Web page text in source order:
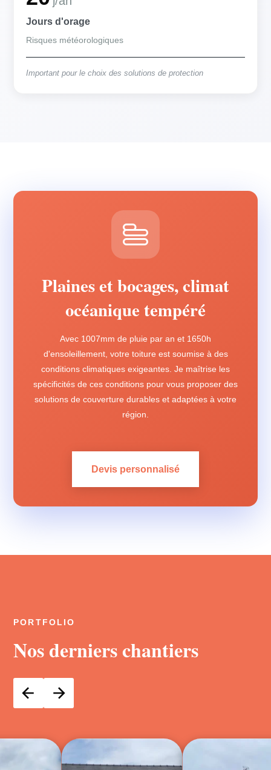
Jours d'orage
Risques météorologiques
Important pour le choix des solutions de protection
Plaines et bocages, climat
océanique tempéré
Avec 1007mm de pluie par an et 1650h
d'ensoleillement, votre toiture est soumise à des
conditions climatiques exigeantes. Je maîtrise les
spécificités de ces conditions pour vous proposer des
solutions de couverture durables et adaptées à votre
région.
Devis personnalisé
PORTFOLIO
Nos derniers chantiers